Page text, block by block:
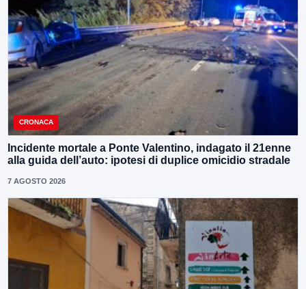
CRONACA
Incidente mortale a Ponte Valentino, indagato il 21enne
alla guida dell’auto: ipotesi di duplice omicidio stradale
7 AGOSTO 2026